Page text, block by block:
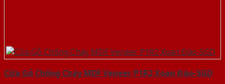
Cửa Gỗ Chống Cháy MDF Veneer P1R2 Xoan Đào-SGD